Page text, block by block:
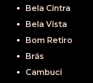
Bela Cintra
Bela Vista
Bom Retiro
Brás
Cambuci